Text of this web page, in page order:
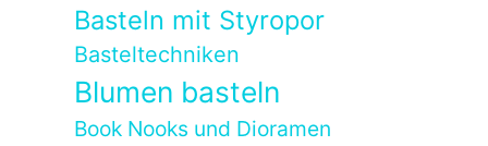
Basteln mit Styropor
Basteltechniken
Blumen basteln
Book Nooks und Dioramen